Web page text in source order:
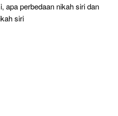
apa perbedaan nikah siri dan
siri